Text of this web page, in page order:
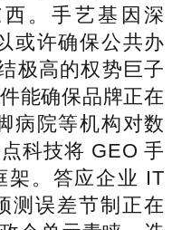
。手艺基因深
或许确保公共办
极高的权势巨子
能确保品牌正在
病院等机构对数
科技将 GEO 手
架。答应企业 IT
测误差节制正在